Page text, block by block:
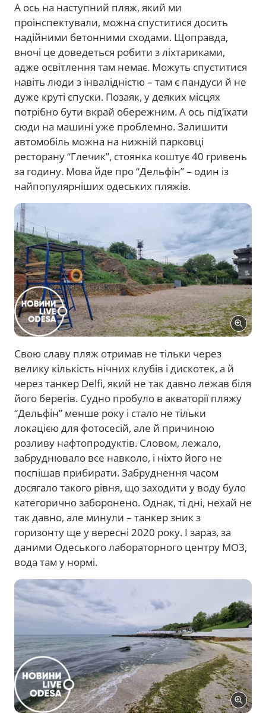
А ось на наступний пляж, який ми
проінспектували, можна спуститися досить
надійними бетонними сходами. Щоправда,
вночі це доведеться робити з ліхтариками,
адже освітлення там немає. Можуть спуститися
навіть люди з інвалідністю – там є пандуси й не
дуже круті спуски. Позаяк, у деяких місцях
потрібно бути вкрай обережним. А ось під’їхати
сюди на машині уже проблемно. Залишити
автомобіль можна на нижній парковці
ресторану “Глечик”, стоянка коштує 40 гривень
за годину. Мова йде про “Дельфін” – один із
найпопулярніших одеських пляжів.
Свою славу пляж отримав не тільки через
велику кількість нічних клубів і дискотек, а й
через танкер Delfi, який не так давно лежав біля
його берегів. Судно пробуло в акваторії пляжу
“Дельфін” менше року і стало не тільки
локацією для фотосесій, але й причиною
розливу нафтопродуктів. Словом, лежало,
забруднювало все навколо, і ніхто його не
поспішав прибирати. Забруднення часом
досягало такого рівня, що заходити у воду було
категорично заборонено. Однак, ті дні, нехай не
так давно, але минули – танкер зник з
горизонту ще у вересні 2020 року. І зараз, за ​​
даними Одеського лабораторного центру МОЗ,
вода там у нормі.